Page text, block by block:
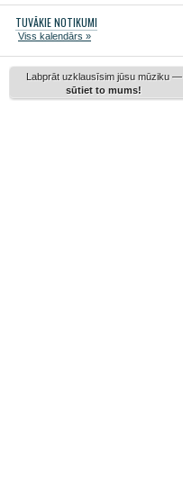
TUVĀKIE NOTIKUMI
Viss kalendārs »
Labprāt uzklausīsim jūsu mūziku —
sūtiet to mums!